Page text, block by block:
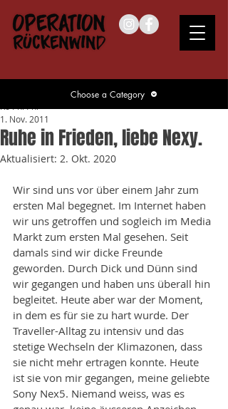
Ruhe in Frieden, liebe Nexy.
1. Nov. 2011
Aktualisiert: 2. Okt. 2020
Wir sind uns vor über einem Jahr zum
ersten Mal begegnet. Im Internet haben
wir uns getroffen und sogleich im Media
Markt zum ersten Mal gesehen. Seit
damals sind wir dicke Freunde
geworden. Durch Dick und Dünn sind
wir gegangen und haben uns überall hin
begleitet. Heute aber war der Moment,
in dem es für sie zu hart wurde. Der
Traveller-Alltag zu intensiv und das
stetige Wechseln der Klimazonen, dass
sie nicht mehr ertragen konnte. Heute
ist sie von mir gegangen, meine geliebte
Sony Nex5. Niemand weiss, was es
Choose a Category